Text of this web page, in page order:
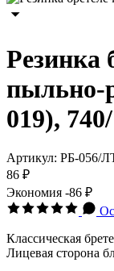
Резинка
пыльно-
019),
Артикул: РБ-056/
86 ₽
Экономия -86 ₽
Классическая
Лицевая сторона